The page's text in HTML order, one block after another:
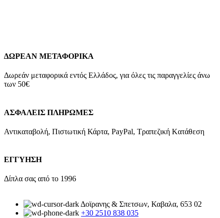
ΔΩΡΕΑΝ ΜΕΤΑΦΟΡΙΚΑ
Δωρεάν μεταφορικά εντός Ελλάδος, για όλες τις παραγγελίες άνω
των 50€
ΑΣΦΑΛΕΙΣ ΠΛΗΡΩΜΕΣ
Αντικαταβολή, Πιστωτική Κάρτα, PayPal, Τραπεζική Kατάθεση
ΕΓΓΥΗΣΗ
Δίπλα σας από το 1996
Δοϊρανης & Σπετσων, Καβαλα, 653 02
+30 2510 838 035